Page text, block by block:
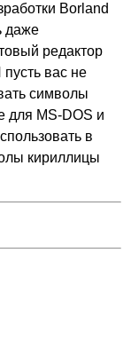
Borland
даже
редактор
вас не
символы
для MS-DOS и
в
кириллицы